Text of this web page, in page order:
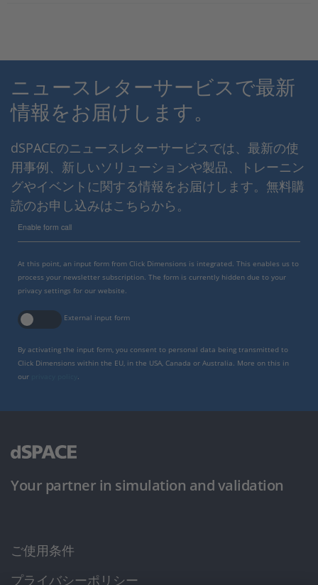
ニュースレターサービスで最新
情報をお届けします。
dSPACEのニュースレターサービスでは、最新の使
用事例、新しいソリューションや製品、トレーニン
グやイベントに関する情報をお届けします。無料購
読のお申し込みはこちらから。
Enable form call
At this point, an input form from Click Dimensions is integrated. This enables us to
process your newsletter subscription. The form is currently hidden due to your
privacy settings for our website.
External input form
By activating the input form, you consent to personal data being transmitted to
Click Dimensions within the EU, in the USA, Canada or Australia. More on this in
our
Your partner in simulation and validation
ご使用条件
プライバシーポリシー